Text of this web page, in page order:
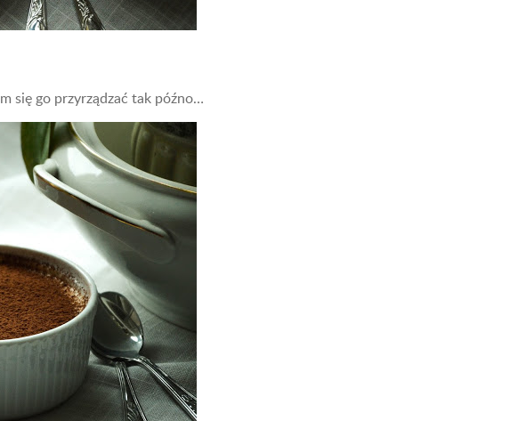
się go przyrządzać tak późno…